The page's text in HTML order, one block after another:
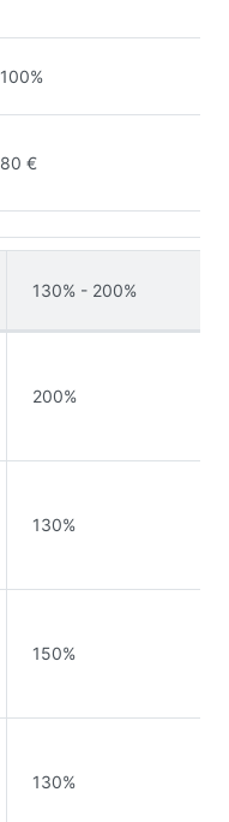
100%
80 €
130% - 200%
200%
130%
150%
130%